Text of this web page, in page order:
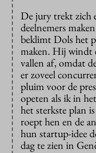
De jury trekt zich
deelnemers
beklimt Dols het
maken. Hij windt
vallen af, omdat
er zoveel
pluim voor de
opeten als ik in
het sterkste plan
roept hen en de
hun startup-idee
dag te zien in